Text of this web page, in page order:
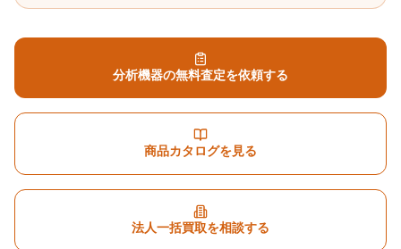
分析機器の無料査定を依頼する
商品カタログを見る
法人一括買取を相談する